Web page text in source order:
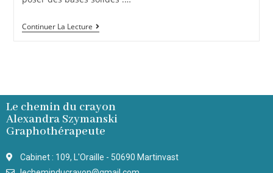
Continuer La Lecture
Le chemin du crayon
Alexandra Szymanski
Graphothérapeute
Cabinet : 109, L'Oraille - 50690 Martinvast